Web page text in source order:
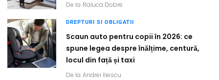
De la Raluca Dobre
DREPTURI SI OBLIGATII
Scaun auto pentru copii în 2026: ce
spune legea despre înălțime, centură,
locul din față și taxi
De la Andrei Iliescu